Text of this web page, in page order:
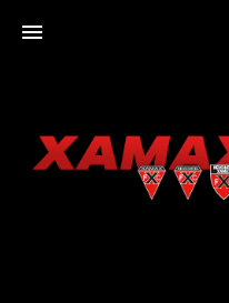
XAMAXFORUM